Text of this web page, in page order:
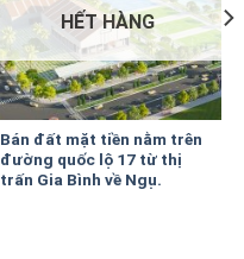
HẾT HÀNG
Bán đất mặt tiền nằm trên
đường quốc lộ 17 từ thị
trấn Gia Bình về Ngụ.